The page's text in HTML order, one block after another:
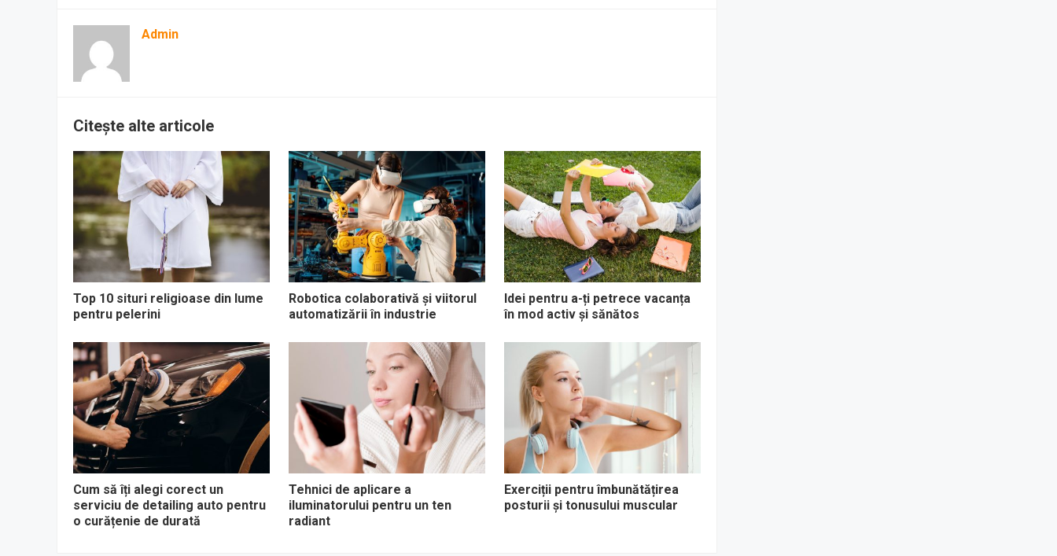
Admin
Citește alte articole
Top 10 situri religioase din lume
pentru pelerini
Robotica colaborativă și viitorul
automatizării în industrie
Idei pentru a-ți petrece vacanța
în mod activ și sănătos
Cum să îți alegi corect un
serviciu de detailing auto pentru
o curățenie de durată
Tehnici de aplicare a
iluminatorului pentru un ten
radiant
Exerciții pentru îmbunătățirea
posturii și tonusului muscular